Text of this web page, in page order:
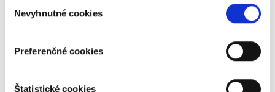
polohe s presnosťou na niekoľko metrov
skenovaním konkrétnych charakteristík (odtlačky
prstov).
údaje, nájdete v časti s
. Súhlas
súhlasu
Nevyhnutné cookies
Preferenčné cookies
Štatistické cookies